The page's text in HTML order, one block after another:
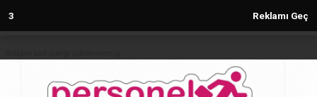
2 Reklamı Geç
Anasayfa